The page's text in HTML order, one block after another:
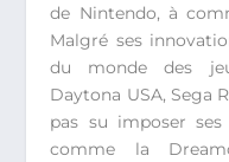
de Nintendo, à
Malgré ses
du monde des
Daytona USA, Sega
pas su imposer
comme la